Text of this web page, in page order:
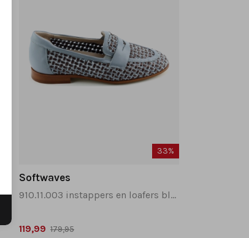
33%
Softwaves
910.11.003 instappers en loafers blauw combinatie
119,99 179,95